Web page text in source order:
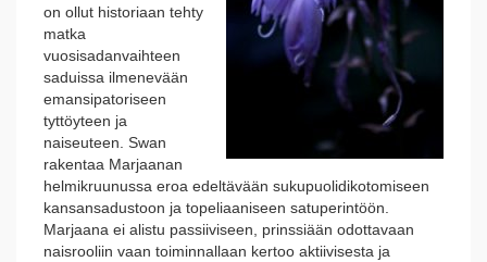
on ollut historiaan tehty
matka
vuosisadanvaihteen
saduissa ilmenevään
emansipatoriseen
tyttöyteen ja
naiseuteen. Swan
rakentaa Marjaanan
helmikruunussa eroa edeltävään sukupuolidikotomiseen
kansansadustoon ja topeliaaniseen satuperintöön.
Marjaana ei alistu passiiviseen, prinssiään odottavaan
naisrooliin vaan toiminnallaan kertoo aktiivisesta ja